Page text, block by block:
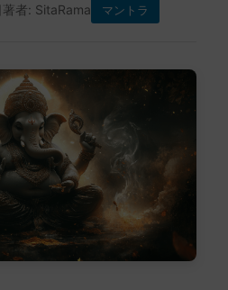
著者: SitaRama マントラ